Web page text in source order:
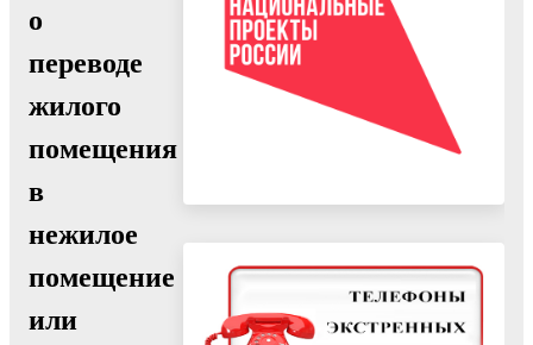
о
переводе
жилого
помещения
в
нежилое
помещение
или